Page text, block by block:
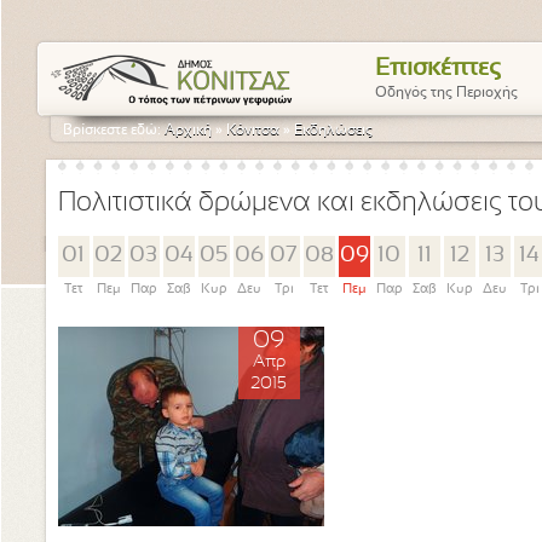
Επισκέπτες
Οδηγός της Περιοχής
Βρίσκεστε εδώ:Αρχική » Κόνιτσα » Εκδηλώσεις
Πολιτιστικά δρώμενα και εκδηλώσεις
01
Τετ
02
Πεμ
03
Παρ
04
Σαβ
05
Κυρ
06
Δευ
07
Τρι
08
Τετ
09
Πεμ
10
Παρ Σαβ
12
Κυρ
13
Δευ
14
Τρι
09
Απρ
2015